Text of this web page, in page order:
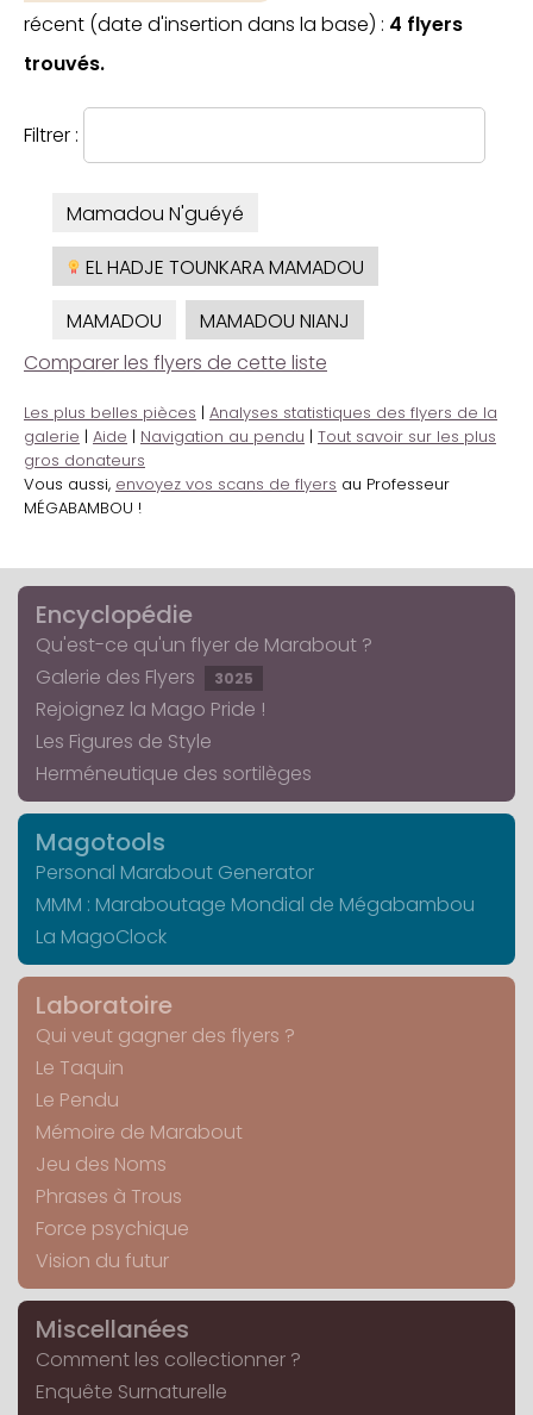
récent (date d'insertion dans la base) : 4 flyers
trouvés.
Filtrer :
Mamadou N'guéyé
EL HADJE TOUNKARA MAMADOU
MAMADOU
MAMADOU NIANJ
Comparer les flyers de cette liste
Les plus belles pièces | Analyses statistiques des flyers de la
galerie | Aide | Navigation au pendu | Tout savoir sur les plus
gros donateurs
Vous aussi, envoyez vos scans de flyers au Professeur
MÉGABAMBOU !
Encyclopédie
Qu'est-ce qu'un flyer de Marabout ?
Galerie des Flyers
3025
Rejoignez la Mago Pride !
Les Figures de Style
Herméneutique des sortilèges
Magotools
Personal Marabout Generator
MMM : Maraboutage Mondial de Mégabambou
La MagoClock
Laboratoire
Qui veut gagner des flyers ?
Le Taquin
Le Pendu
Mémoire de Marabout
Jeu des Noms
Phrases à Trous
Force psychique
Vision du futur
Miscellanées
Comment les collectionner ?
Enquête Surnaturelle